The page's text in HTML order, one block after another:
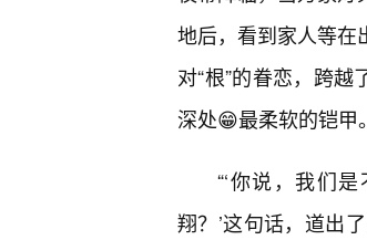
地后，看到家人等在
对“根”的眷恋，跨
深处😁最柔软的铠甲。
“‘你说，我们
翔？’这句话，道出